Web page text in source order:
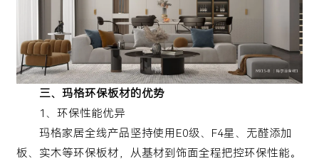
三、玛格环保板材的优势
1、环保性能优异
玛格家居全线产品坚持使用E0级、F4星、无醛添加
板、实木等环保板材，从基材到饰面全程把控环保性能。